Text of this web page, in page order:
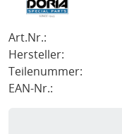
Art.Nr.:
Hersteller:
Teilenummer:
EAN-Nr.: